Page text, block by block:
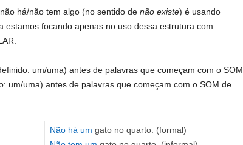
há/não tem algo (no sentido de não existe) é usando
estamos focando apenas no uso dessa estrutura com
um/uma) antes de palavras que começam com o SOM
um/uma) antes de palavras que começam com o SOM de
Não há um gato no quarto. (formal)